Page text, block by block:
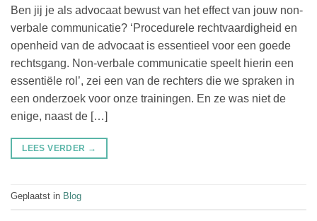
Ben jij je als advocaat bewust van het effect van jouw non-
verbale communicatie? ‘Procedurele rechtvaardigheid en
openheid van de advocaat is essentieel voor een goede
rechtsgang. Non-verbale communicatie speelt hierin een
essentiële rol’, zei een van de rechters die we spraken in
een onderzoek voor onze trainingen. En ze was niet de
enige, naast de […]
LEES VERDER →
Geplaatst in Blog